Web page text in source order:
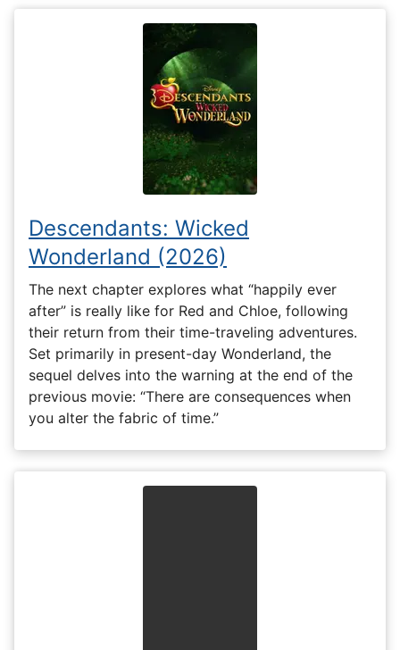
Descendants: Wicked
Wonderland (2026)
The next chapter explores what “happily ever
after” is really like for Red and Chloe, following
their return from their time-traveling adventures.
Set primarily in present-day Wonderland, the
sequel delves into the warning at the end of the
previous movie: “There are consequences when
you alter the fabric of time.”